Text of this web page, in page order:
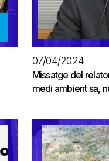
07/04/2024
Missatge del
medi ambient sa,